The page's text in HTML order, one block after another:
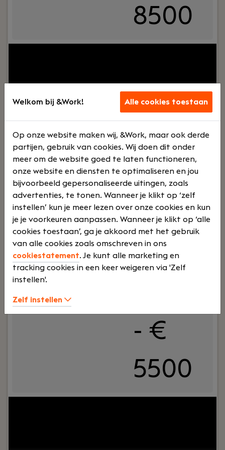
8500
hebt minimaal 5 tot 10 jaar ervaring als fiscalist
om zelfstandig contact met onze klanten te
kunnen hebben. En als je veel meer ervaring hebt,
kun je wellicht meteen als senior belastingadviseur
starten.
Lees verder>
Gevorderd Salarisadministrateur
Dijkland Administratie
Haaften
Voltij
d
€
- €
5500
Welkom bij &Work! Alle cookies toestaan
Op onze website maken wij, &Work, maar ook derde
partijen, gebruik van cookies. Wij doen dit onder
meer om de website goed te laten functioneren,
onze website en diensten te optimaliseren en jou
bijvoorbeeld gepersonaliseerde uitingen, zoals
advertenties, te tonen. Wanneer je klikt op ‘zelf
instellen’ kun je meer lezen over onze cookies en kun
je je voorkeuren aanpassen. Wanneer je klikt op ‘alle
cookies toestaan’, ga je akkoord met het gebruik
van alle cookies zoals omschreven in ons
cookiestatement. Je kunt alle marketing en
tracking cookies in een keer weigeren via 'Zelf
instellen'.
Zelf instellen